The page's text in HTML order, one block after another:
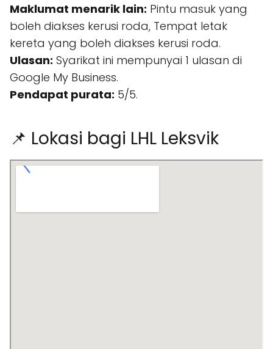
Maklumat menarik lain: Pintu masuk yang
boleh diakses kerusi roda, Tempat letak
kereta yang boleh diakses kerusi roda.
Ulasan: Syarikat ini mempunyai 1 ulasan di
Google My Business.
Pendapat purata: 5/5.
📌 Lokasi bagi LHL Leksvik